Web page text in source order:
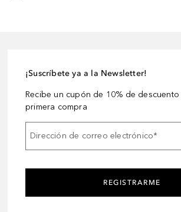
¡Suscríbete ya a la Newsletter!
Recibe un cupón de 10% de
primera compra
Dirección de correo electrónico*
REGISTRARME